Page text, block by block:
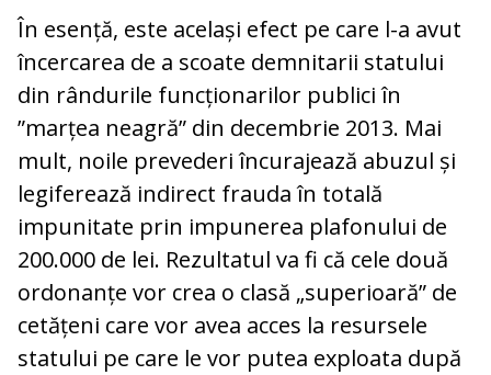
În esență, este același efect pe care l-a avut
încercarea de a scoate demnitarii statului
din rândurile funcționarilor publici în
”marțea neagră” din decembrie 2013. Mai
mult, noile prevederi încurajează abuzul și
legiferează indirect frauda în totală
impunitate prin impunerea plafonului de
200.000 de lei. Rezultatul va fi că cele două
ordonanțe vor crea o clasă „superioară” de
cetățeni care vor avea acces la resursele
statului pe care le vor putea exploata după